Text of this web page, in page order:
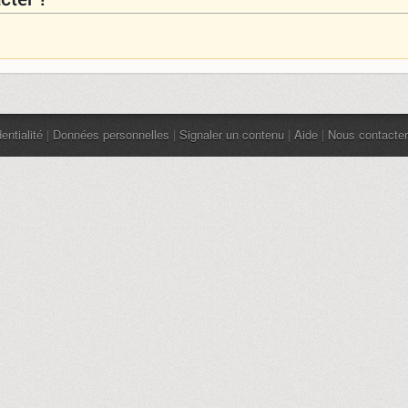
| Données personnelles | Signaler un contenu | Aide | Nous contacter